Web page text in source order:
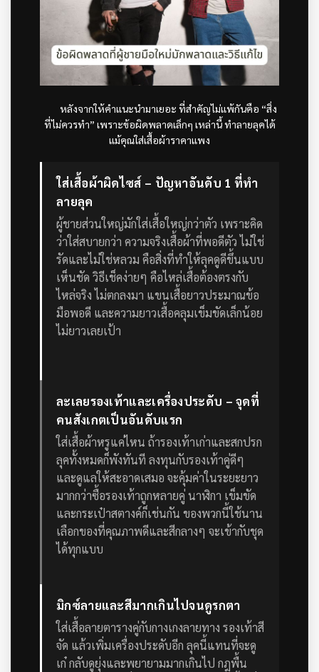
หลังจากให้คำแนะนำมาเยอะ ที่สำคัญไม่แพ้กันคือ “สิ่ง
ที่ไม่ควรทำ” เพราะข้อผิดพลาดเล็กๆ เหล่านี้ ทำลายลุคได้
แม้คุณใส่เสื้อผ้าราคาแพง
ใส่เสื้อผ้าผิดไซส์ – ปัญหาอันดับ 1 ที่ทำ
ลายลุค
ผู้ชายส่วนใหญ่มักใส่เสื้อใหญ่กว่าตัว เพราะคิด
ว่าใส่สบายกว่า ความจริงเสื้อผ้าที่พอดีตัว ไม่ใช่
รัดและไม่ใช่หลวม คือสิ่งที่ทำให้ลุคดูดีขึ้นแบบ
เห็นชัด วิธีเช็คง่ายๆ คือไหล่เสื้อต้องตรงกับ
ไหล่จริง ไม่ตกลงมา แขนเสื้อยาวประมาณข้อ
มือพอดี และความยาวเสื้อคลุมเข็มขัดเล็กน้อย
ไม่ยาวเลยเป้า
ละเลยรองเท้าและเครื่องประดับ – จุดที่
คนสังเกตเป็นอันดับแรก
ใส่เสื้อผ้าหรูแค่ไหน ถ้ารองเท้าเก่าและสกปรก
ลุคทั้งหมดก็พังทันที ลงทุนกับรองเท้าคู่ดีๆ
และดูแลให้สะอาดเสมอ จะคุ้มค่าในระยะยาว
มากกว่าซื้อรองเท้าถูกหลายคู่นาฬิกา เข็มขัด
และกระเป๋าสตางค์ก็เช่นกัน ของพวกนี้ใช้นาน
เลือกของที่คุณภาพดีและสีกลางๆ จะเข้ากับชุด
ได้ทุกแบบ
มิกซ์ลายและสีมากเกินไปจนดูรกตา
ใส่เสื้อลายตารางคู่กับกางเกงลายทาง รองเท้าสี
จัด แล้วเพิ่มเครื่องประดับอีก ลุคนี้แทนที่จะดู
เก๋ กลับดูยุ่งและพยายามมากเกินไป กฎพื้น